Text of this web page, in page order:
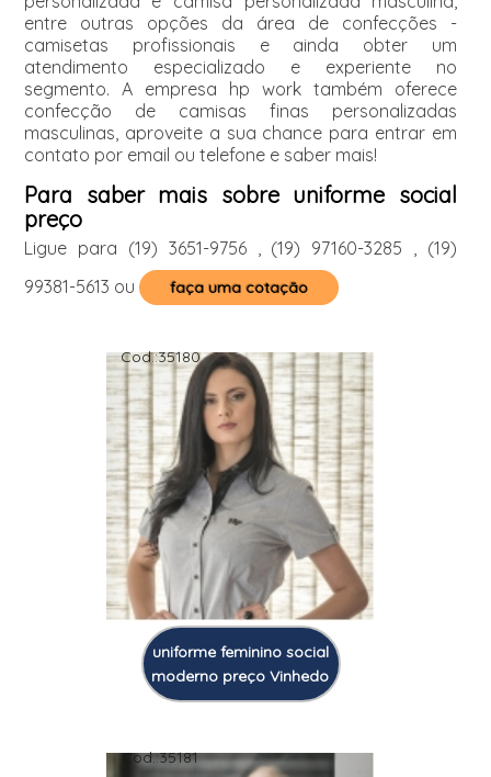
entre outras opções da área de confecções -
camisetas profissionais e ainda obter um
atendimento especializado e experiente no
segmento. A empresa hp work também oferece
confecção de camisas finas personalizadas
masculinas, aproveite a sua chance para entrar em
contato por email ou telefone e saber mais!
Para saber mais sobre uniforme social
preço
Ligue para (19) 3651-9756, (19) 97160-3285 , (19)
99381-5613 ou faça uma cotação
Cod.:35180
uniforme feminino social
moderno preço Vinhedo
Cod.:35181